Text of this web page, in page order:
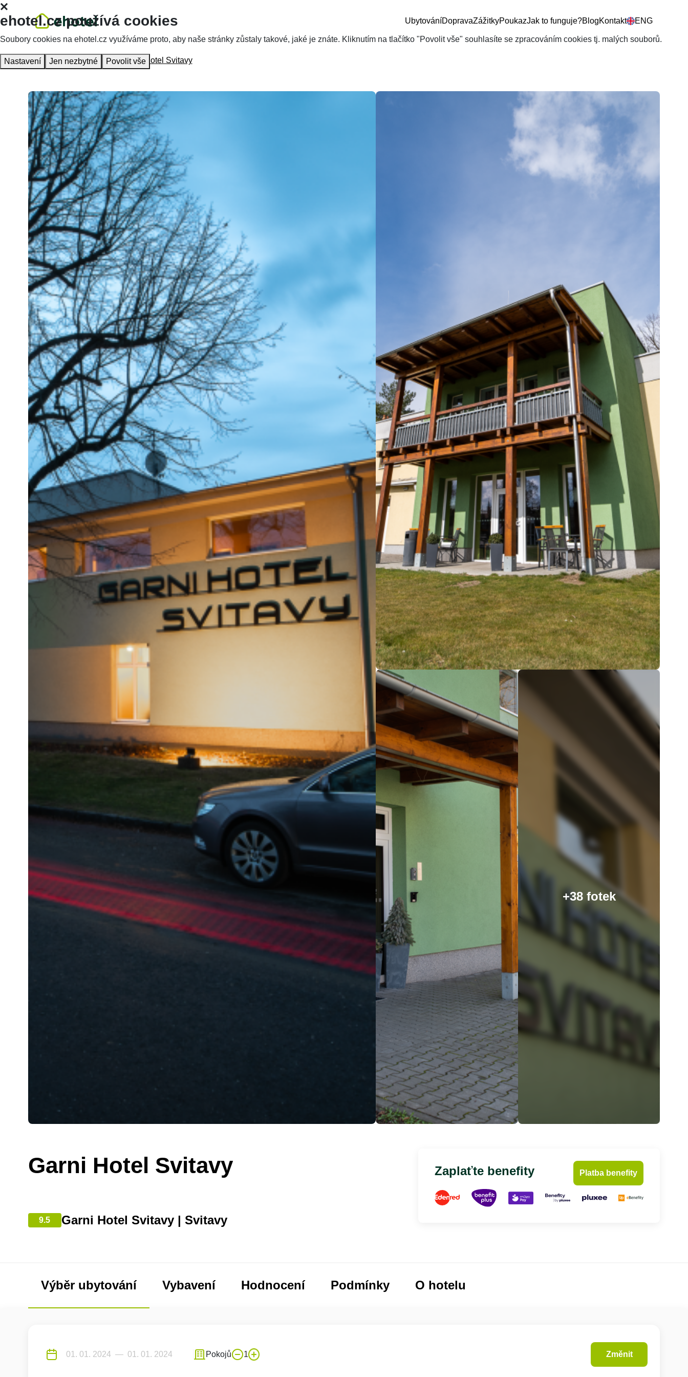
UbytováníDopravaZážitkyPoukazJak to funguje?BlogKontakt ENG
Hlavní stránka Ubytování Garni Hotel Svitavy
+38 fotek
Garni Hotel Svitavy
9.5 Garni Hotel Svitavy | Svitavy
Zaplaťte benefity Platba benefity
Výběr ubytování Vybavení Hodnocení Podmínky O hotelu
Pokojů 1 Změnit
ehotel.cz používá cookies
Soubory cookies na ehotel.cz využíváme proto, aby naše stránky zůstaly takové, jaké je znáte. Kliknutím na tlačítko "Povolit vše" souhlasíte se zpracováním cookies tj. malých souborů.
Nastavení Jen nezbytné Povolit vše